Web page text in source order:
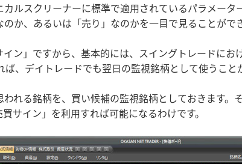
ルスクリーナーに標準で適用されているパラメー
か、あるいは「売り」なのかを一目で見ることがで
ン」ですから、基本的には、スイングトレードにお
、デイトレードでも翌日の監視銘柄として使うこと
れる銘柄を、買い候補の監視銘柄としておきます
サイン」を利用すれば可能になるわけです。